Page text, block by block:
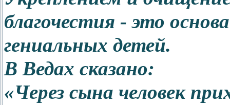
благочестия - это
гениальных детей.
В Ведах сказано:
«Через сына человек